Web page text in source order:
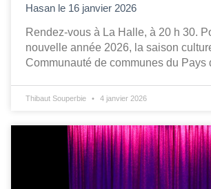
Hasan le 16 janvier 2026
Rendez-vous à La Halle, à 20 h 30.
nouvelle année 2026, la saison
Communauté de communes du Pays
Thibaut Souperbie 4 janvier 2026